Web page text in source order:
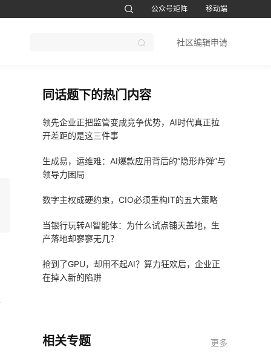
公众号矩阵 移动端
社区编辑申请
同话题下的热门内容
领先企业正把监管变成竞争优势，AI时代真正拉
开差距的是这三件事
生成易，运维难：AI爆款应用背后的“隐形炸弹”与
领导力困局
数字主权成硬约束，CIO必须重构IT的五大策略
当银行玩转AI智能体：为什么试点铺天盖地，生
产落地却寥寥无几？
抢到了GPU，却用不起AI？算力狂欢后，企业正
在掉入新的陷阱
相关专题 更多